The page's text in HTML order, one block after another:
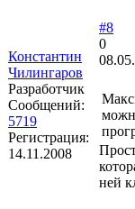
Константин
Чилингаров
Разработчик
Сообщений:
5719
Регистрация:
14.11.2008
#8
0
ней